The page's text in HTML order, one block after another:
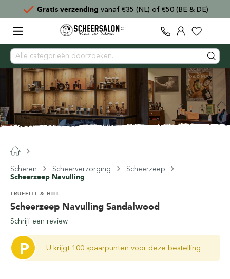
Gratis verzending vanaf €35 (NL) of €50 (BE & DE)
Scheren Scheerverzorging
Scheerzeep
Scheerzeep Navulling
Scheerzeep Navulling Sandalwood
TRUEFITT & HILL
Schrijf een review
P U krijgt 100 spaarpunten voor deze bestelling